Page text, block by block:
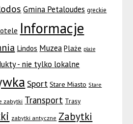
Gmina Petaloudes greckie
Informacje
Lindos Muzea Plaże plaże
- nie tylko lokalne
Sport Stare Miasto Stare
zabytki Transport Trasy
zabytki antyczne Zabytki